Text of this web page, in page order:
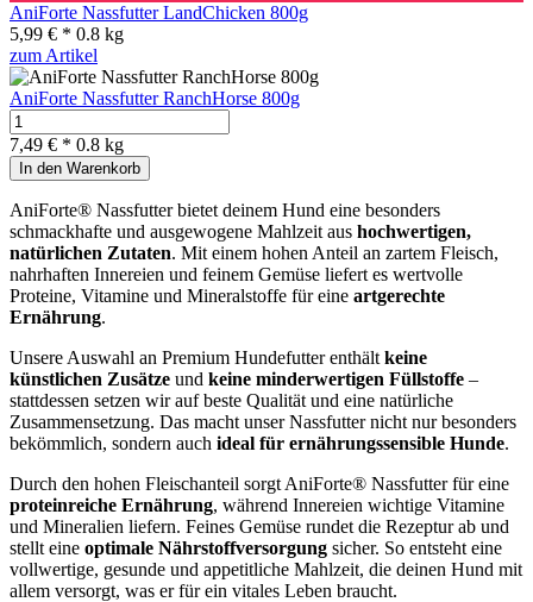
AniForte Nassfutter LandChicken 800g
5,99 € * 0.8 kg
zum Artikel
AniForte Nassfutter RanchHorse 800g
7,49 € * 0.8 kg
In den Warenkorb
AniForte® Nassfutter bietet deinem Hund eine besonders
schmackhafte und ausgewogene Mahlzeit aus hochwertigen,
natürlichen Zutaten. Mit einem hohen Anteil an zartem Fleisch,
nahrhaften Innereien und feinem Gemüse liefert es wertvolle
Proteine, Vitamine und Mineralstoffe für eine artgerechte
Ernährung.
Unsere Auswahl an Premium Hundefutter enthält keine
künstlichen Zusätze und keine minderwertigen Füllstoffe –
stattdessen setzen wir auf beste Qualität und eine natürliche
Zusammensetzung. Das macht unser Nassfutter nicht nur besonders
bekömmlich, sondern auch ideal für ernährungssensible Hunde.
Durch den hohen Fleischanteil sorgt AniForte® Nassfutter für eine
proteinreiche Ernährung, während Innereien wichtige Vitamine
und Mineralien liefern. Feines Gemüse rundet die Rezeptur ab und
stellt eine optimale Nährstoffversorgung sicher. So entsteht eine
vollwertige, gesunde und appetitliche Mahlzeit, die deinen Hund mit
allem versorgt, was er für ein vitales Leben braucht.